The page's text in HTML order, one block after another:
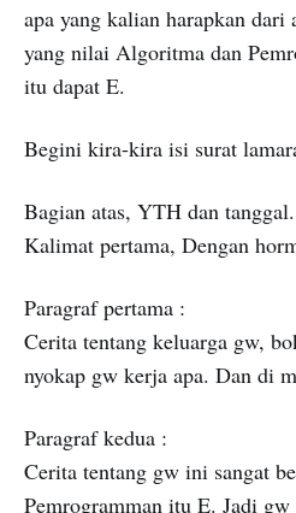
apa yang kalian harapkan
yang nilai Algoritma dan
itu dapat E.
Begini kira-kira isi surat
Bagian atas, YTH dan tanggal.
Kalimat pertama, Dengan
Paragraf pertama :
Cerita tentang keluarga gw,
nyokap gw kerja apa. Dan di
Paragraf kedua :
Cerita tentang gw ini sangat
Pemrogramman itu E. Jadi